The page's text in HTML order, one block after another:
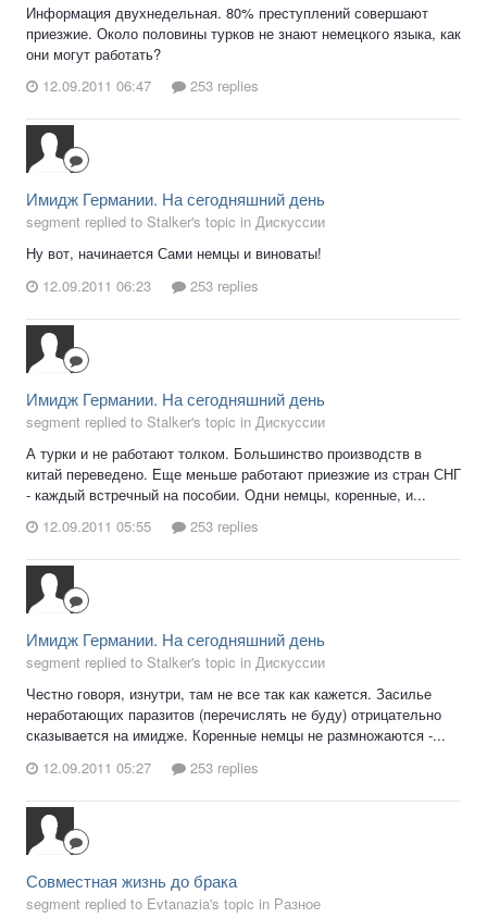
Информация двухнедельная. 80% преступлений совершают
приезжие. Около половины турков не знают немецкого языка, как
они могут работать?
12.09.2011 06:47
253 replies
Имидж Германии. На сегодняшний день
segment replied to Stalker's topic in Дискуссии
Ну вот, начинается Сами немцы и виноваты!
12.09.2011 06:23
253 replies
Имидж Германии. На сегодняшний день
segment replied to Stalker's topic in Дискуссии
А турки и не работают толком. Большинство производств в
китай переведено. Еще меньше работают приезжие из стран СНГ
- каждый встречный на пособии. Одни немцы, коренные, и...
12.09.2011 05:55
253 replies
Имидж Германии. На сегодняшний день
segment replied to Stalker's topic in Дискуссии
Честно говоря, изнутри, там не все так как кажется. Засилье
неработающих паразитов (перечислять не буду) отрицательно
сказывается на имидже. Коренные немцы не размножаются -...
12.09.2011 05:27
253 replies
Совместная жизнь до брака
segment replied to Evtanazia's topic in Разное